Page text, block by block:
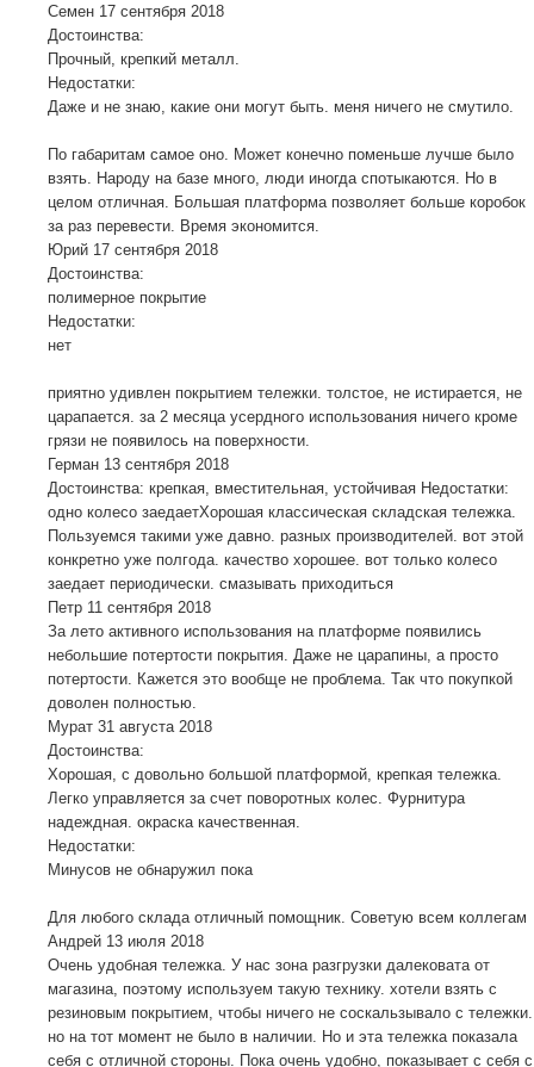
Семен 17 сентября 2018
Достоинства:
Прочный, крепкий металл.
Недостатки:
Даже и не знаю, какие они могут быть. меня ничего не смутило.
По габаритам самое оно. Может конечно поменьше лучше было
взять. Народу на базе много, люди иногда спотыкаются. Но в
целом отличная. Большая платформа позволяет больше коробок
за раз перевести. Время экономится.
Юрий 17 сентября 2018
Достоинства:
полимерное покрытие
Недостатки:
нет
приятно удивлен покрытием тележки. толстое, не истирается, не
царапается. за 2 месяца усердного использования ничего кроме
грязи не появилось на поверхности.
Герман 13 сентября 2018
Достоинства: крепкая, вместительная, устойчивая Недостатки:
одно колесо заедаетХорошая классическая складская тележка.
Пользуемся такими уже давно. разных производителей. вот этой
конкретно уже полгода. качество хорошее. вот только колесо
заедает периодически. смазывать приходиться
Петр 11 сентября 2018
За лето активного использования на платформе появились
небольшие потертости покрытия. Даже не царапины, а просто
потертости. Кажется это вообще не проблема. Так что покупкой
доволен полностью.
Мурат 31 августа 2018
Достоинства:
Хорошая, с довольно большой платформой, крепкая тележка.
Легко управляется за счет поворотных колес. Фурнитура
надеждная. окраска качественная.
Недостатки:
Минусов не обнаружил пока
Для любого склада отличный помощник. Советую всем коллегам
Андрей 13 июля 2018
Очень удобная тележка. У нас зона разгрузки далековата от
магазина, поэтому используем такую технику. хотели взять с
резиновым покрытием, чтобы ничего не соскальзывало с тележки.
но на тот момент не было в наличии. Но и эта тележка показала
себя с отличной стороны. Пока очень удобно, показывает с себя с